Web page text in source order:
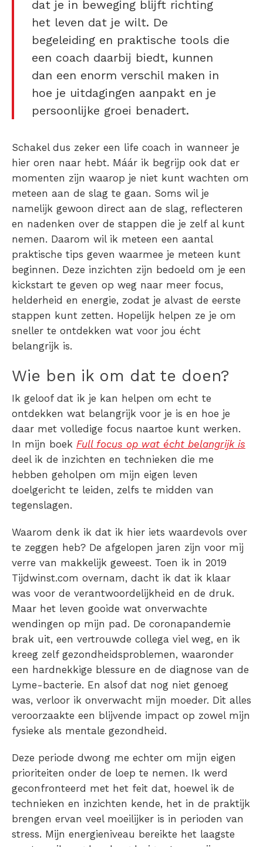
dat je in beweging blijft richting
het leven dat je wilt. De
begeleiding en praktische tools die
een coach daarbij biedt, kunnen
dan een enorm verschil maken in
hoe je uitdagingen aanpakt en je
persoonlijke groei benadert.
Schakel dus zeker een life coach in wanneer je
hier oren naar hebt. Máár ik begrijp ook dat er
momenten zijn waarop je niet kunt wachten om
meteen aan de slag te gaan. Soms wil je
namelijk gewoon direct aan de slag, reflecteren
en nadenken over de stappen die je zelf al kunt
nemen. Daarom wil ik meteen een aantal
praktische tips geven waarmee je meteen kunt
beginnen. Deze inzichten zijn bedoeld om je een
kickstart te geven op weg naar meer focus,
helderheid en energie, zodat je alvast de eerste
stappen kunt zetten. Hopelijk helpen ze je om
sneller te ontdekken wat voor jou écht
belangrijk is.
Wie ben ik om dat te doen?
Ik geloof dat ik je kan helpen om echt te
ontdekken wat belangrijk voor je is en hoe je
daar met volledige focus naartoe kunt werken.
In mijn boek Full focus op wat écht belangrijk is
deel ik de inzichten en technieken die me
hebben geholpen om mijn eigen leven
doelgericht te leiden, zelfs te midden van
tegenslagen.
Waarom denk ik dat ik hier iets waardevols over
te zeggen heb? De afgelopen jaren zijn voor mij
verre van makkelijk geweest. Toen ik in 2019
Tijdwinst.com overnam, dacht ik dat ik klaar
was voor de verantwoordelijkheid en de druk.
Maar het leven gooide wat onverwachte
wendingen op mijn pad. De coronapandemie
brak uit, een vertrouwde collega viel weg, en ik
kreeg zelf gezondheidsproblemen, waaronder
een hardnekkige blessure en de diagnose van de
Lyme-bacterie. En alsof dat nog niet genoeg
was, verloor ik onverwacht mijn moeder. Dit alles
veroorzaakte een blijvende impact op zowel mijn
fysieke als mentale gezondheid.
Deze periode dwong me echter om mijn eigen
prioriteiten onder de loep te nemen. Ik werd
geconfronteerd met het feit dat, hoewel ik de
technieken en inzichten kende, het in de praktijk
brengen ervan veel moeilijker is in perioden van
stress. Mijn energieniveau bereikte het laagste